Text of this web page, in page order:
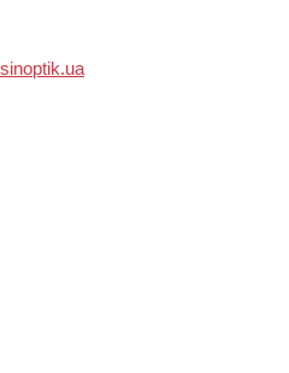
sinoptik.ua